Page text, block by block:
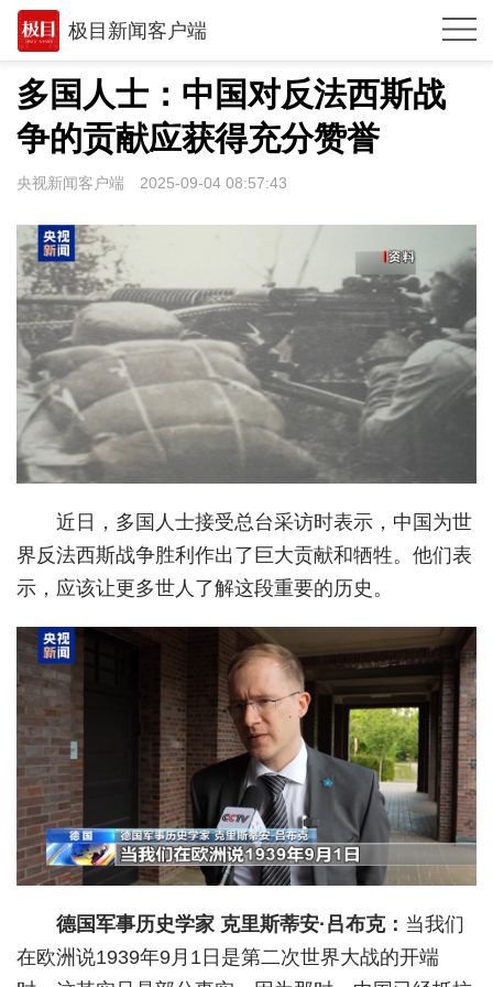
极目新闻客户端
推荐
观点
时政
武汉
世相
环球
专题
极客圈
经济
城建
科教
健康
悠游
相亲
汽车
房产
消费
文化
多国人士：中国对反法西斯战
争的贡献应获得充分赞誉
央视新闻客户端 2025-09-04 08:57:43
近日，多国人士接受总台采访时表示，中国为世
界反法西斯战争胜利作出了巨大贡献和牺牲。他们表
示，应该让更多世人了解这段重要的历史。
德国军事历史学家 克里斯蒂安·吕布克： 当我们
在欧洲说1939年9月1日是第二次世界大战的开端